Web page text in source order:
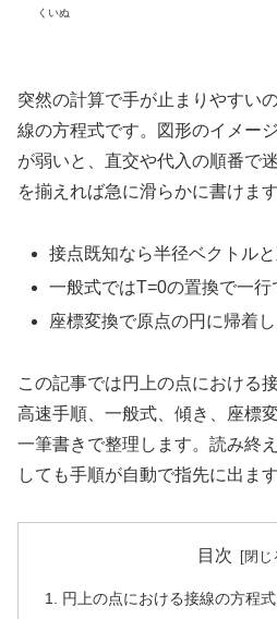
くいぬ
突然の計算で手が止まりやすい
線の方程式です。図形のイメー
が弱いと、直交や代入の順番で
を揃えれば急に滑らかに書けます
接点既知なら半径ベクトル
一般式ではT=0の置換で一行
座標変換で原点の円に帰着
この記事では円上の点における
高速手順、一般式、傾き、座標
一筆書きで整理します。読み終
しても手順が自動で指先に出ます
目次
円上の点における接線の方程